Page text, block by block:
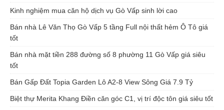
Kinh nghiệm mua căn hộ dịch vụ Gò Vấp sinh lời cao
Bán nhà Lê Văn Thọ Gò Vấp 5 tầng Full nội thất hẻm Ô Tô giá
tốt
Bán nhà mặt tiền 288 đường số 8 phường 11 Gò Vấp giá siêu
tốt
Bán Gấp Đất Topia Garden Lô A2-8 View Sông Giá 7.9 Tỷ
Biệt thự Merita Khang Điền căn góc C1, vị trí độc tôn giá siêu tốt